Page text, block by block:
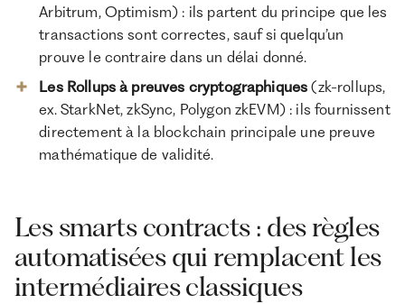
Arbitrum, Optimism) : ils partent du principe que les
transactions sont correctes, sauf si quelqu’un
prouve le contraire dans un délai donné.
Les Rollups à preuves cryptographiques (zk-rollups,
ex. StarkNet, zkSync, Polygon zkEVM) : ils fournissent
directement à la blockchain principale une preuve
mathématique de validité.
Les smarts contracts : des règles
automatisées qui remplacent les
intermédiaires classiques